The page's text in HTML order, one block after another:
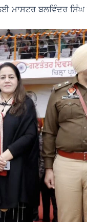
ਮਾਸਟਰ ਬਲਵਿੰਦਰ ਸਿੰਘ